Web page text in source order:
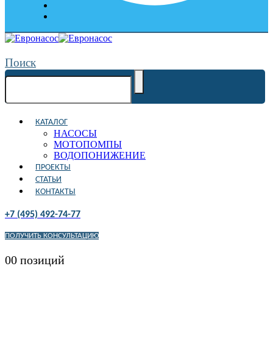
Поиск
КАТАЛОГ
НАСОСЫ
МОТОПОМПЫ
ВОДОПОНИЖЕНИЕ
ПРОЕКТЫ
СТАТЬИ
КОНТАКТЫ
+7 (495) 492-74-77
ПОЛУЧИТЬ КОНСУЛЬТАЦИЮ
00 позиций